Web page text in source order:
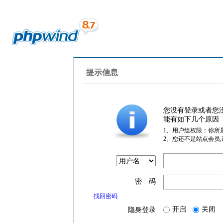
提示信息
您没有登录或者您
能有如下几个原因
1、用户组权限：你所
2、您还不是站点会员
密 码
找回密码
隐身登录 开启 关闭